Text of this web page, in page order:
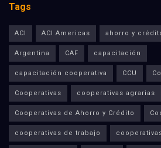
Tags
ACI ACI Americas ahorro y
Argentina CAF capacitación
capacitación cooperativa CCU
Cooperativas cooperativas agrarias
Cooperativas de Ahorro y Crédito
cooperativas de trabajo